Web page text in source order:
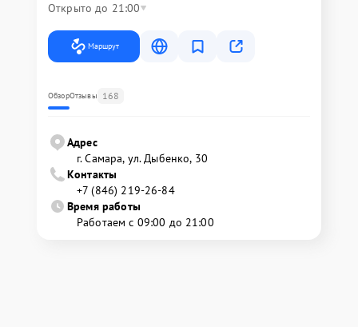
Открыто до 21:00
Маршрут
ОбзорОтзывы 168
Адрес
г. Самара, ул. Дыбенко, 30
Контакты
+7 (846) 219-26-84
Время работы
Работаем с 09:00 до 21:00